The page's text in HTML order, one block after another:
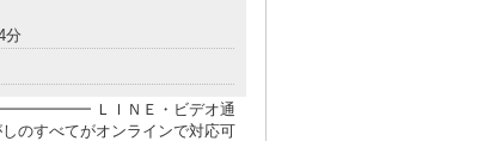
分
ＬＩＮＥ・ビデオ通
のすべてがオンラインで対応可